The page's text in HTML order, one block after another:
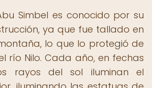
Simbel es conocido por su
ya que fue tallado en
lo que lo protegió de
río Nilo. Cada año, en fechas
rayos del sol iluminan el